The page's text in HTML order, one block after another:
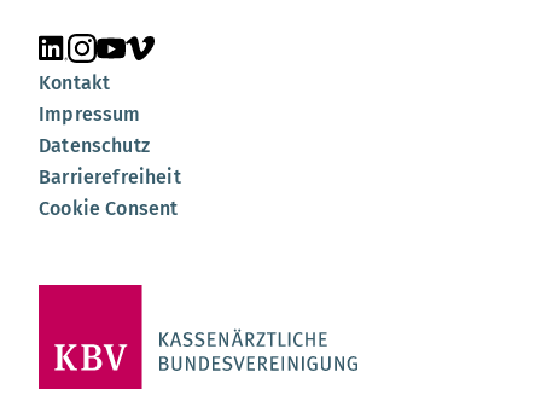
Unsere Seite auf LinkedIn
Unsere Seite auf Instagram
Unsere Seite auf YouTube
Unsere Seite auf Vimeo
Kontakt
Impressum
Datenschutz
Barrierefreiheit
Cookie Consent